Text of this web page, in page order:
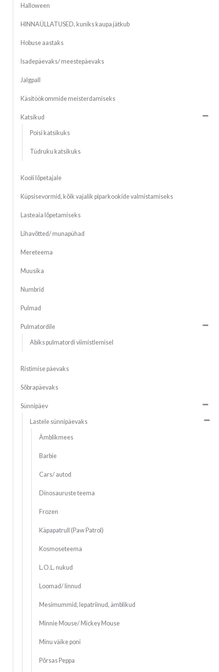
Halloween
HINNAÜLLATUSED, kuniks kaupa jätkub
Hobuse aastaks
Isadepäevaks/ meestepäevaks
Jalgpall
Käsitöökommide meisterdamiseks
Katsikud
Poisi katsikuks
Tüdruku katsikuks
Kooli lõpetajale
Küpsisevormid, kõik vajalik piparkookide valmistamiseks
Lasteaia lõpetamiseks
Lihavõtted/ munapühad
Mereteema
Muusika
Numbrid
Pulmad
Pulmatordile
Abiks pulmatordi viimistlemisel
Ristimise päevaks
Sõbrapäevaks
Sünnipäev
Lastele sünnipäevaks
Ämblikmees
Barbie
Cars/ autod
Dinosauruste teema
Frozen
Käpapatrull (Paw Patrol)
Kosmoseteema
L.O.L. nukud
Loomad/ linnud
Mesimummid, lepatriinud, ämblikud
Minnie Mouse/ Mickey Mouse
Minu väike poni
Põrsas Peppa